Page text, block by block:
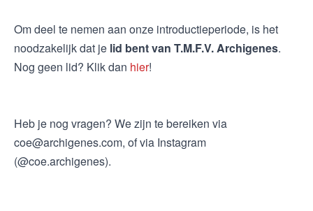
Om deel te nemen aan onze introductieperiode, is het
noodzakelijk dat je lid bent van T.M.F.V. Archigenes.
Nog geen lid? Klik dan hier!
Heb je nog vragen? We zijn te bereiken via
coe@archigenes.com, of via Instagram
(@coe.archigenes).